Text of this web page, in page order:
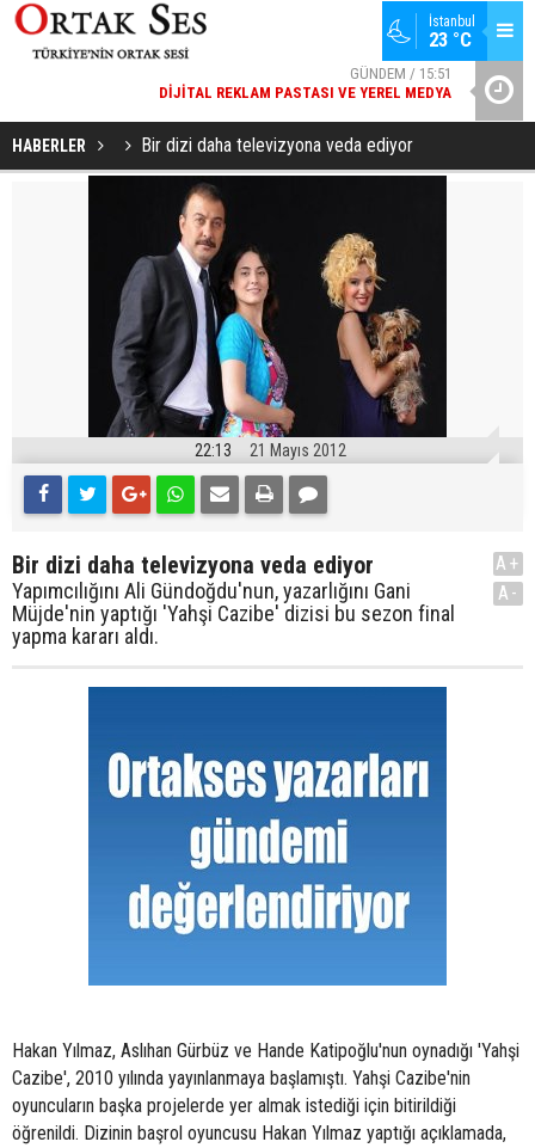
İstanbul
23 °C
GÜNDEM / 15:51
DIJITAL REKLAM PASTASI VE YEREL MEDYA
GENÇLERBIRLIĞI SPOR KULÜBÜNDEN AÇIKLAMA GELDI
HABERLER Bir dizi daha televizyona veda ediyor
22:13 21 Mayıs 2012
Bir dizi daha televizyona veda ediyor
Yapımcılığını Ali Gündoğdu'nun, yazarlığını Gani
Müjde'nin yaptığı 'Yahşi Cazibe' dizisi bu sezon final
yapma kararı aldı.
A+
A-
Hakan Yılmaz, Aslıhan Gürbüz ve Hande Katipoğlu'nun oynadığı 'Yahşi
Cazibe', 2010 yılında yayınlanmaya başlamıştı. Yahşi Cazibe'nin
oyuncuların başka projelerde yer almak istediği için bitirildiği
öğrenildi. Dizinin başrol oyuncusu Hakan Yılmaz yaptığı açıklamada,